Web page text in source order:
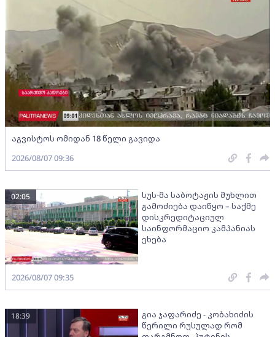
აგვისტოს ომიდან 18 წელი გავიდა
2026/08/07 09:36
სუს-მა საბოტაჟის მუხლით
გამოძიება დაიწყო – საქმე
დისკრედიტაციულ
საინფორმაციო კამპანიას
ეხება
02:05
2026/08/07 09:35
გია ჯაფარიძე - კობახიძის
წერილი რუსულად რომ
18:39